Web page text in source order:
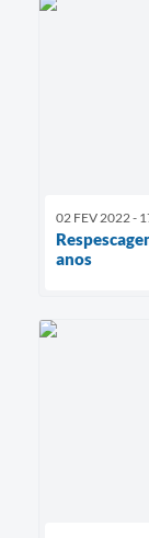
02 FEV 2022 -
anos